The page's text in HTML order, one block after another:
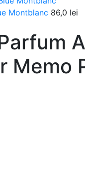
Montblanc 86,0 lei
Memo